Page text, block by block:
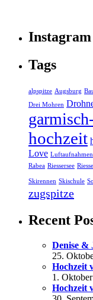
Instagram
Tags
alpspitze Augsburg
Drei Mohren
hochzeit
Love Luftaufnahmen
Rabea Riessersee
Skirennen Skischule
zugspitze
Recent
Denise &
25.
Hochzeit
1.
Hochzeit